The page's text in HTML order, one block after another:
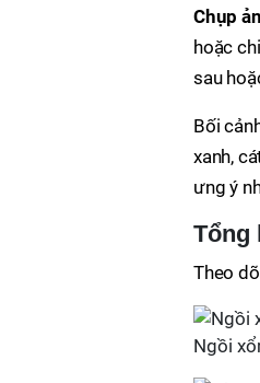
Chụp
hoặc
sau
Bối
xanh,
ưng ý
Tổng
Theo
Ngồi